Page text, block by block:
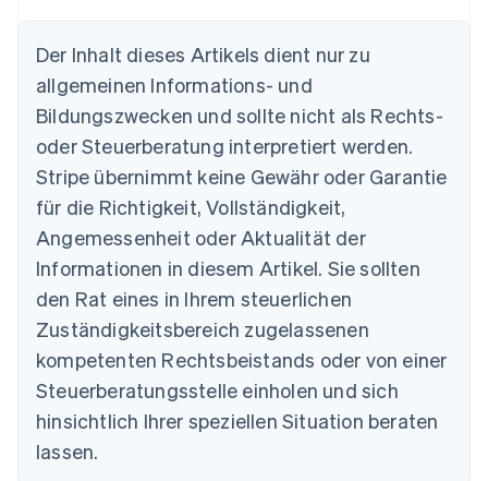
Der Inhalt dieses Artikels dient nur zu
allgemeinen Informations- und
Bildungszwecken und sollte nicht als Rechts-
oder Steuerberatung interpretiert werden.
Stripe übernimmt keine Gewähr oder Garantie
für die Richtigkeit, Vollständigkeit,
Angemessenheit oder Aktualität der
Informationen in diesem Artikel. Sie sollten
den Rat eines in Ihrem steuerlichen
Zuständigkeitsbereich zugelassenen
kompetenten Rechtsbeistands oder von einer
Steuerberatungsstelle einholen und sich
hinsichtlich Ihrer speziellen Situation beraten
lassen.
Australien
English
Nederlands FrançaisDeutschEnglish
Brasilien
English
Bulgarien
English
Dänemark
Deutschland
DeutschEnglish
Estland
English
Festlandchina
简体中文